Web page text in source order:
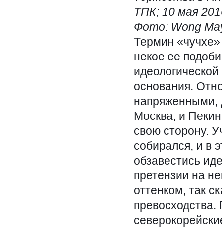
ТПК; 10 мая
Фото: Wong
Термин
некое ее
основания.
напряженными,
Москва, и
свою сторону.
собирался, и в
обзавестись
претензии на
оттенком, так